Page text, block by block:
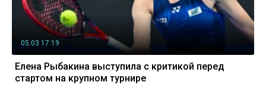
05.03 17:19
Елена Рыбакина выступила с критикой перед
стартом на крупном турнире